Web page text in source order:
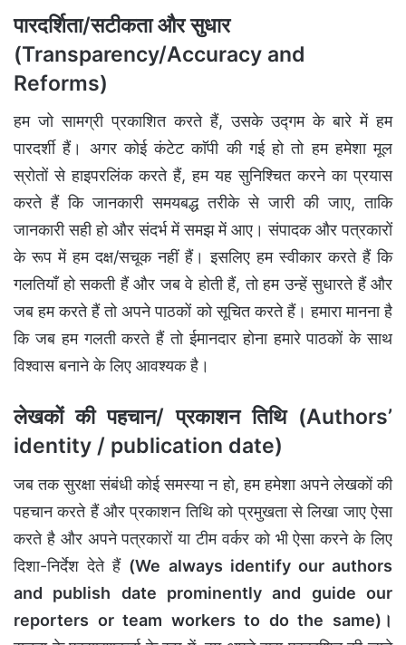
पारदर्शिता/सटीकता और सुधार
(Transparency/Accuracy and
Reforms)
हम जो सामग्री प्रकाशित करते हैं, उसके उद्गम के बारे में हम
पारदर्शी हैं। अगर कोई कंटेट काॅपी की गई हो तो हम हमेशा मूल
स्रोतों से हाइपरलिंक करते हैं, हम यह सुनिश्चित करने का प्रयास
करते हैं कि जानकारी समयबद्ध तरीके से जारी की जाए, ताकि
जानकारी सही हो और संदर्भ में समझ में आए। संपादक और पत्रकारों
के रूप में हम दक्ष/सचूक नहीं हैं। इसलिए हम स्वीकार करते हैं कि
गलतियाँ हो सकती हैं और जब वे होती हैं, तो हम उन्हें सुधारते हैं और
जब हम करते हैं तो अपने पाठकों को सूचित करते हैं। हमारा मानना ​​है
कि जब हम गलती करते हैं तो ईमानदार होना हमारे पाठकों के साथ
विश्वास बनाने के लिए आवश्यक है।
लेखकों की पहचान/ प्रकाशन तिथि (Authors’
identity / publication date)
जब तक सुरक्षा संबंधी कोई समस्या न हो, हम हमेशा अपने लेखकों की
पहचान करते हैं और प्रकाशन तिथि को प्रमुखता से लिखा जाए ऐसा
करते है और अपने पत्रकारों या टीम वर्कर को भी ऐसा करने के लिए
दिशा-निर्देश देते हैं (We always identify our authors
and publish date prominently and guide our
reporters or team workers to do the same)।